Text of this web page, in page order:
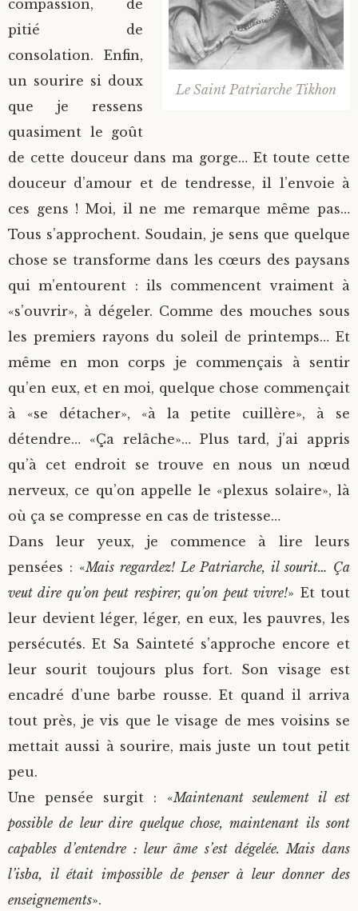
Le Saint Patriarche Tikhon
compassion, de
pitié de
consolation. Enfin,
un sourire si doux
que je ressens
quasiment le goût
de cette douceur dans ma gorge… Et toute cette
douceur d’amour et de tendresse, il l’envoie à
ces gens ! Moi, il ne me remarque même pas…
Tous s’approchent. Soudain, je sens que quelque
chose se transforme dans les cœurs des paysans
qui m’entourent : ils commencent vraiment à
«s’ouvrir», à dégeler. Comme des mouches sous
les premiers rayons du soleil de printemps… Et
même en mon corps je commençais à sentir
qu’en eux, et en moi, quelque chose commençait
à «se détacher», «à la petite cuillère», à se
détendre… «Ça relâche»… Plus tard, j’ai appris
qu’à cet endroit se trouve en nous un nœud
nerveux, ce qu’on appelle le «plexus solaire», là
où ça se compresse en cas de tristesse…
Dans leur yeux, je commence à lire leurs
pensées : «Mais regardez! Le Patriarche, il sourit… Ça
veut dire qu’on peut respirer, qu’on peut vivre!» Et tout
leur devient léger, léger, en eux, les pauvres, les
persécutés. Et Sa Sainteté s’approche encore et
leur sourit toujours plus fort. Son visage est
encadré d’une barbe rousse. Et quand il arriva
tout près, je vis que le visage de mes voisins se
mettait aussi à sourire, mais juste un tout petit
peu.
Une pensée surgit : «Maintenant seulement il est
possible de leur dire quelque chose, maintenant ils sont
capables d’entendre : leur âme s’est dégelée. Mais dans
l’isba, il était impossible de penser à leur donner des
enseignements».